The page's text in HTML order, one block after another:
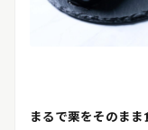
まるで栗をそのま